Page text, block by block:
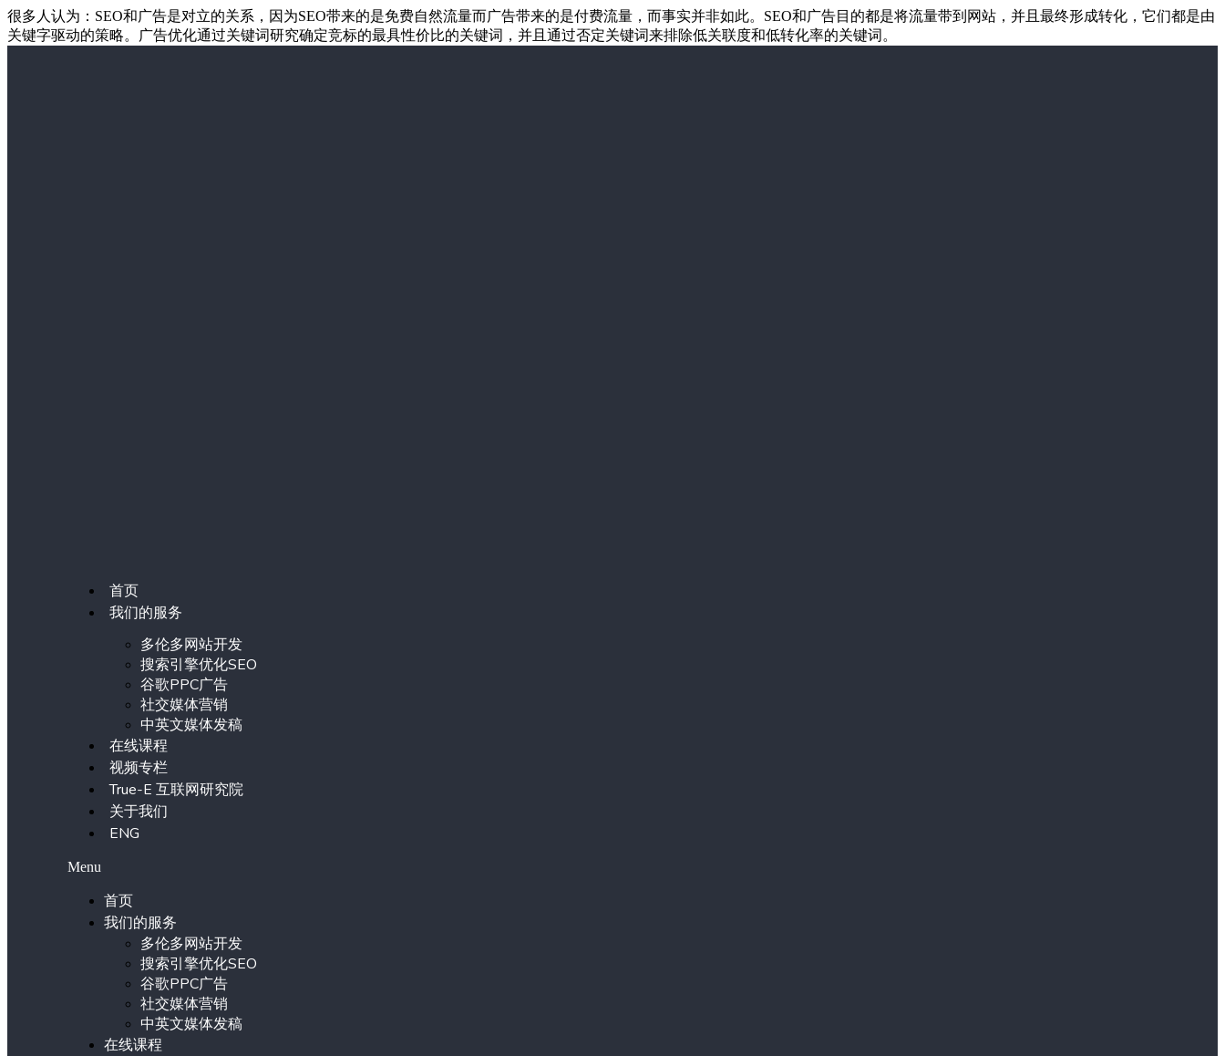
很多人认为：SEO和广告是对立的关系，因为SEO带来的是免费自然流量而广告带来的是付费流量，而事实并非如此。SEO和广告目的都是将流量带到网站，并且最终形成转化，它们都是由
关键字驱动的策略。广告优化通过关键词研究确定竞标的最具性价比的关键词，并且通过否定关键词来排除低关联度和低转化率的关键词。
首页
我们的服务
多伦多网站开发
搜索引擎优化SEO
谷歌PPC广告
社交媒体营销
中英文媒体发稿
在线课程
视频专栏
True-E 互联网研究院
关于我们
ENG
Menu
首页
我们的服务
多伦多网站开发
搜索引擎优化SEO
谷歌PPC广告
社交媒体营销
中英文媒体发稿
在线课程